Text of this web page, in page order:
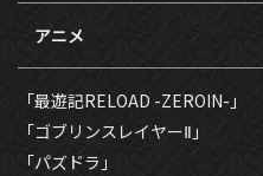
アニメ
「最遊記RELOAD -ZEROIN-」
「ゴブリンスレイヤーⅡ」
「パズドラ」